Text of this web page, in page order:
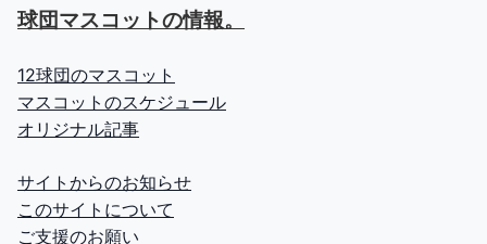
球団マスコットの情報。
12球団のマスコット
マスコットのスケジュール
オリジナル記事
サイトからのお知らせ
このサイトについて
ご支援のお願い